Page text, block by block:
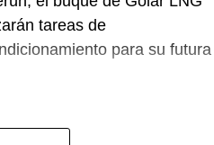
tareas de
para su futura